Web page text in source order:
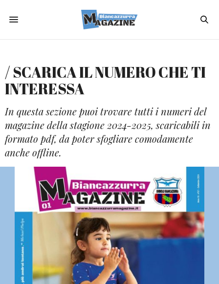
/ SCARICA IL NUMERO CHE TI
INTERESSA
In questa sezione puoi trovare tutti i numeri del
magazine della stagione 2024-2025, scaricabili in
formato pdf, da poter sfogliare comodamente
anche offline.